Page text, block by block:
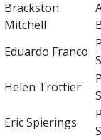
Brackston
Mitchell
Eduardo Franco
Helen Trottier
Eric Spierings